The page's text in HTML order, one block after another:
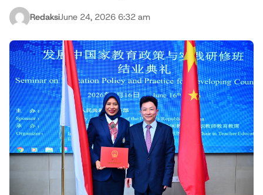
RedaksiJune 24, 2026 6:32 am